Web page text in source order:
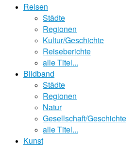
Reisen
Städte
Regionen
Kultur/Geschichte
Reiseberichte
alle Titel...
Bildband
Städte
Regionen
Natur
Gesellschaft/Geschichte
alle Titel...
Kunst